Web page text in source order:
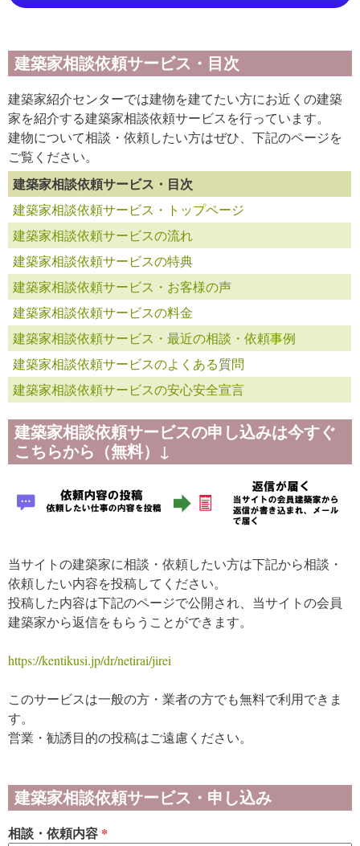
建築家相談依頼サービス・目次
建築家紹介センターでは建物を建てたい方にお近くの建築
家を紹介する建築家相談依頼サービスを行っています。
建物について相談・依頼したい方はぜひ、下記のページを
ご覧ください。
建築家相談依頼サービス・目次
建築家相談依頼サービス・トップページ
建築家相談依頼サービスの流れ
建築家相談依頼サービスの特典
建築家相談依頼サービス・お客様の声
建築家相談依頼サービスの料金
建築家相談依頼サービス・最近の相談・依頼事例
建築家相談依頼サービスのよくある質問
建築家相談依頼サービスの安心安全宣言
建築家相談依頼サービスの申し込みは今すぐ
こちらから（無料）↓
当サイトの建築家に相談・依頼したい方は下記から相談・
依頼したい内容を投稿してください。
投稿した内容は下記のページで公開され、当サイトの会員
建築家から返信をもらうことができます。
https://kentikusi.jp/dr/netirai/jirei
このサービスは一般の方・業者の方でも無料で利用できま
す。
営業・勧誘目的の投稿はご遠慮ください。
建築家相談依頼サービス・申し込み
相談・依頼内容 *